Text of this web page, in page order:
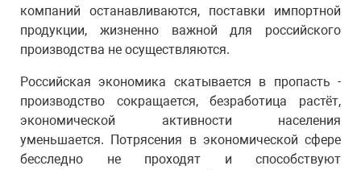
компаний останавливаются, поставки импортной
продукции, жизненно важной для российского
производства не осуществляются.
Российская экономика скатывается в пропасть -
производство сокращается, безработица растёт,
экономической активности населения
уменьшается. Потрясения в экономической сфере
бесследно не проходят и способствуют